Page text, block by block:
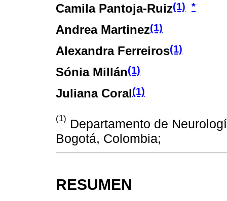
Camila Pantoja-Ruiz(1) *
Andrea Martinez(1)
Alexandra Ferreiros(1)
Sónia Millán(1)
Juliana Coral(1)
(1) Departamento de
Bogotá, Colombia;
RESUMEN